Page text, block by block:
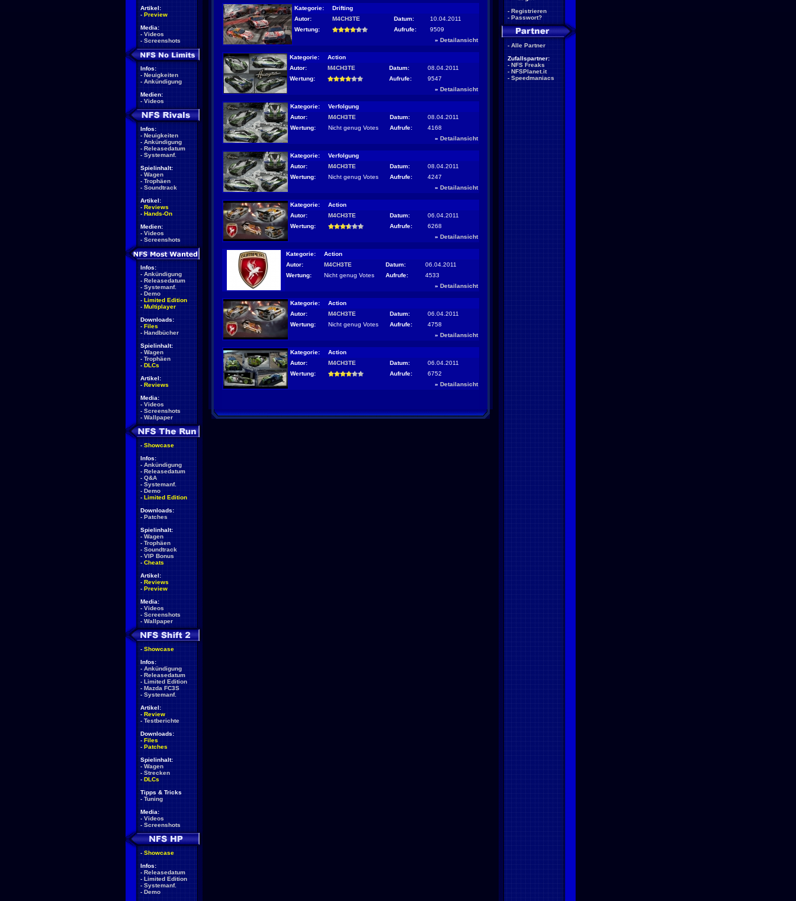
Artikel:
- Preview
Media:
- Videos
- Screenshots
Infos:
- Neuigkeiten
- Ankündigung
Medien:
- Videos
Infos:
- Neuigkeiten
- Ankündigung
- Releasedatum
- Systemanf.
Spielinhalt:
- Wagen
- Trophäen
- Soundtrack
Artikel:
- Reviews
- Hands-On
Medien:
- Videos
- Screenshots
Infos:
- Ankündigung
- Releasedatum
- Systemanf.
- Demo
- Limited Edition
- Multiplayer
Downloads:
- Files
- Handbücher
Spielinhalt:
- Wagen
- Trophäen
- DLCs
Artikel:
- Reviews
Media:
- Videos
- Screenshots
- Wallpaper
- Showcase
Infos:
- Ankündigung
- Releasedatum
- Q&A
- Systemanf.
- Demo
- Limited Edition
Downloads:
- Patches
Spielinhalt:
- Wagen
- Trophäen
- Soundtrack
- VIP Bonus
- Cheats
Artikel:
- Reviews
- Preview
Media:
- Videos
- Screenshots
- Wallpaper
- Showcase
Infos:
- Ankündigung
- Releasedatum
- Limited Edition
- Mazda FC3S
- Systemanf.
Artikel:
- Review
- Testberichte
Downloads:
- Files
- Patches
Spielinhalt:
- Wagen
- Strecken
- DLCs
Tipps & Tricks
- Tuning
Media:
- Videos
- Screenshots
- Showcase
Infos:
- Releasedatum
- Limited Edition
- Systemanf.
- Demo
Kategorie:
Drifting
Autor:
M4CH3TE Datum:
10.04.2011
Wertung:
Aufrufe:
9509
» Detailansicht
Kategorie:
Action
Autor:
M4CH3TE Datum:
08.04.2011
Wertung:
Aufrufe:
9547
» Detailansicht
Kategorie:
Verfolgung
Autor:
M4CH3TE Datum:
08.04.2011
Wertung:
Nicht genug Votes Aufrufe:
4168
» Detailansicht
Kategorie:
Verfolgung
Autor:
M4CH3TE Datum:
08.04.2011
Wertung:
Nicht genug Votes Aufrufe:
4247
» Detailansicht
Kategorie:
Action
Autor:
M4CH3TE Datum:
06.04.2011
Wertung:
Aufrufe:
6268
» Detailansicht
Kategorie:
Action
Autor:
M4CH3TE Datum:
06.04.2011
Wertung:
Nicht genug Votes Aufrufe:
4533
» Detailansicht
Kategorie:
Action
Autor:
M4CH3TE Datum:
06.04.2011
Wertung:
Nicht genug Votes Aufrufe:
4758
» Detailansicht
Kategorie:
Action
Autor:
M4CH3TE Datum:
06.04.2011
Wertung:
Aufrufe:
6752
» Detailansicht
- Registrieren
- Passwort?
- Alle Partner
Zufallspartner:
- NFS Freaks
- NFSPlanet.it
- Speedmaniacs